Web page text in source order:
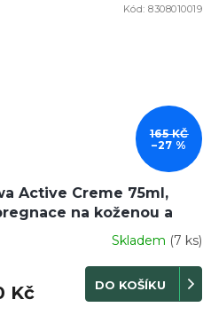
165 KČ
–27 %
Active Creme 75ml,
na koženou a
membránovou obuv
Skladem (7 ks)
Kč DO KOŠÍKU
Kód:8308010019